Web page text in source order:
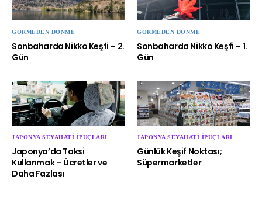
GÖRMEDEN DÖNME
Sonbaharda Nikko Keşfi – 2.
Gün
GÖRMEDEN DÖNME
Sonbaharda Nikko Keşfi – 1.
Gün
JAPONYA SEYAHATI İPUÇLARI
Japonya’da Taksi
Kullanmak – Ücretler ve
Daha Fazlası
JAPONYA SEYAHATI İPUÇLARI
Günlük Keşif Noktası;
Süpermarketler